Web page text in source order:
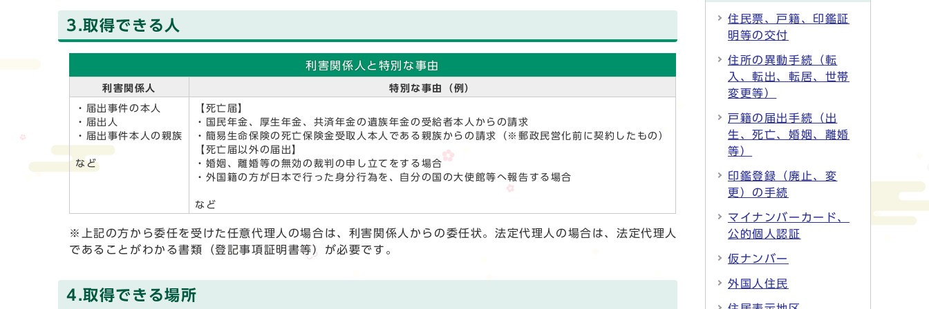
3.取得できる人
利害関係人と特別な事由
利害関係人 特別な事由（例）
・届出事件の本人
・届出人
・届出事件本人の親族
など
【死亡届】
・国民年金、厚生年金、共済年金の遺族年金の受給者本人からの請求
・簡易生命保険の死亡保険金受取人本人である親族からの請求（※郵政民営化前に契約したもの）
【死亡届以外の届出】
・婚姻、離婚等の無効の裁判の申し立てをする場合
・外国籍の方が日本で行った身分行為を、自分の国の大使館等へ報告する場合
など
※上記の方から委任を受けた任意代理人の場合は、利害関係人からの委任状。法定代理人の場合は、法定代理人
であることがわかる書類（登記事項証明書等）が必要です。
4.取得できる場所
住民票、戸籍、印鑑証
明等の交付
住所の異動手続（転
入、転出、転居、世帯
変更等）
戸籍の届出手続（出
生、死亡、婚姻、離婚
等）
印鑑登録（廃止、変
更）の手続
マイナンバーカード、
公的個人認証
仮ナンバー
外国人住民